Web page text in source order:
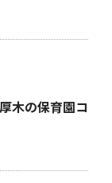
木の保育園コ